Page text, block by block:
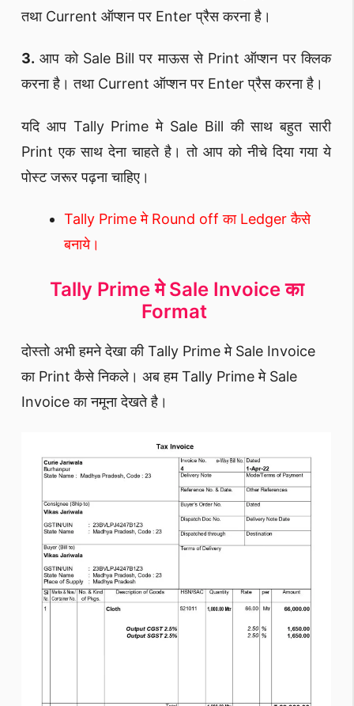
तथा Current ऑप्शन पर Enter प्रैस करना है।
3. आप को Sale Bill पर माऊस से Print ऑप्शन पर क्लिक
करना है। तथा Current ऑप्शन पर Enter प्रैस करना है।
यदि आप Tally Prime मे Sale Bill की साथ बहुत सारी
Print एक साथ देना चाहते है। तो आप को नीचे दिया गया ये
पोस्ट जरूर पढ़ना चाहिए।
Tally Prime मे Round off का Ledger कैसे
बनाये।
Tally Prime मे Sale Invoice का
Format
दोस्तो अभी हमने देखा की Tally Prime मे Sale Invoice
का Print कैसे निकले। अब हम Tally Prime मे Sale
Invoice का नमूना देखते है।